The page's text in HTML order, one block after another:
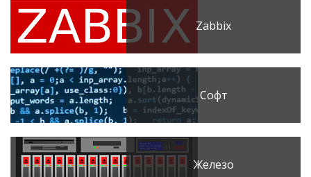
Zabbix
Софт
Железо